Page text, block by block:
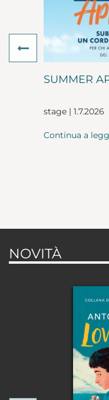
SUMMER
stage | 1.7.2026
Continua a
Previous
NOVITÀ